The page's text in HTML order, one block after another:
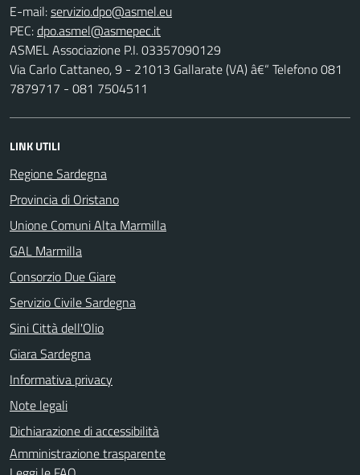
E-mail:
PEC:
ASMEL Associazione P.I. 03357090129
Via Carlo Cattaneo, 9 - 21013 Gallarate (VA) â€“ Telefono 081
7879717 - 081 7504511
LINK UTILI
Regione Sardegna
Provincia di Oristano
Unione Comuni Alta Marmilla
GAL Marmilla
Consorzio Due Giare
Servizio Civile Sardegna
Sini Città dell'Olio
Giara Sardegna
Informativa privacy
Note legali
Dichiarazione di accessibilità
Amministrazione trasparente